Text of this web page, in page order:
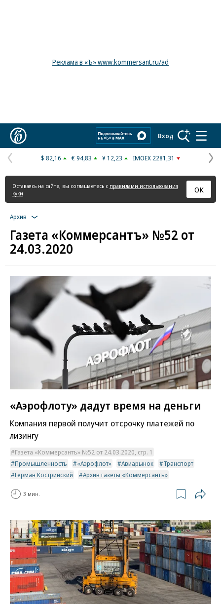
Реклама в «Ъ» www.kommersant.ru/ad
Вход
Предыдущая
страница
$ 82,16 € 94,83 ¥ 12,23 IMOEX 2281,31
Оставаясь на сайте, вы соглашаетесь с правилами использования
куки
ОК
Архив
Газета «Коммерсантъ» №52 от
24.03.2020
«Аэрофлоту» дадут время на деньги
Компания первой получит отсрочку платежей по
лизингу
Газета «Коммерсантъ» №52 от 24.03.2020, стр. 1
Промышленность
«Аэрофлот» Авиарынок
Транспорт
Герман Костринский
Архив газеты «Коммерсантъ»
3 мин.